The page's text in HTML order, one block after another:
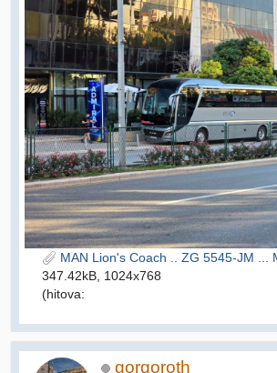
MAN Lion's Coach .. ZG 5545-JM ...
347.42kB, 1024x768
(hitova:
gorgoroth